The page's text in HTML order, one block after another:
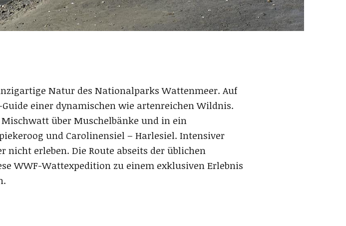
Natur des Nationalparks Wattenmeer. Auf
einer dynamischen wie artenreichen Wildnis.
über Muschelbänke und in ein
und Carolinensiel – Harlesiel. Intensiver
nicht erleben. Die Route abseits der üblichen
WWF-Wattexpedition zu einem exklusiven Erlebnis